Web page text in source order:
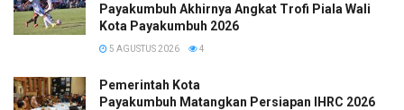
Payakumbuh Akhirnya Angkat Trofi Piala Wali
Kota Payakumbuh 2026
5 AGUSTUS 2026 4
Pemerintah Kota
Payakumbuh Matangkan Persiapan IHRC 2026